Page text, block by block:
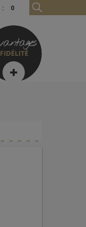
: 0